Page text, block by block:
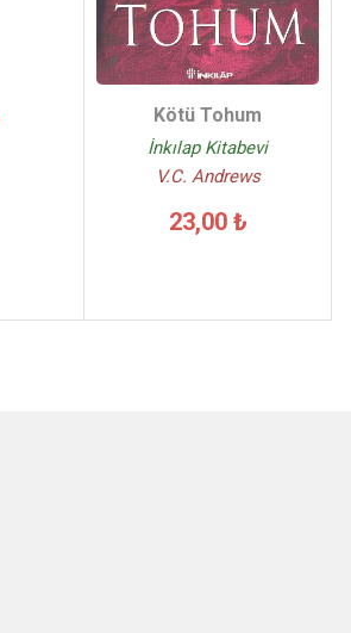
Kötü Tohum
İnkılap Kitabevi
V.C. Andrews
23,00 ₺